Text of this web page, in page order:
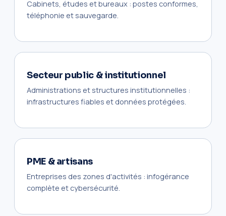
Cabinets, études et bureaux : postes conformes,
téléphonie et sauvegarde.
Secteur public & institutionnel
Administrations et structures institutionnelles :
infrastructures fiables et données protégées.
PME & artisans
Entreprises des zones d'activités : infogérance
complète et cybersécurité.